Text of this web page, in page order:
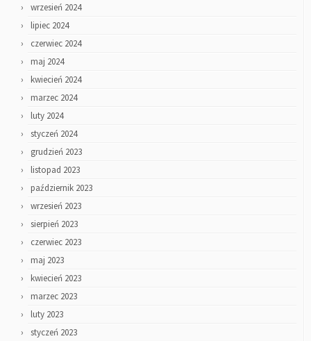
wrzesień 2024
lipiec 2024
czerwiec 2024
maj 2024
kwiecień 2024
marzec 2024
luty 2024
styczeń 2024
grudzień 2023
listopad 2023
październik 2023
wrzesień 2023
sierpień 2023
czerwiec 2023
maj 2023
kwiecień 2023
marzec 2023
luty 2023
styczeń 2023